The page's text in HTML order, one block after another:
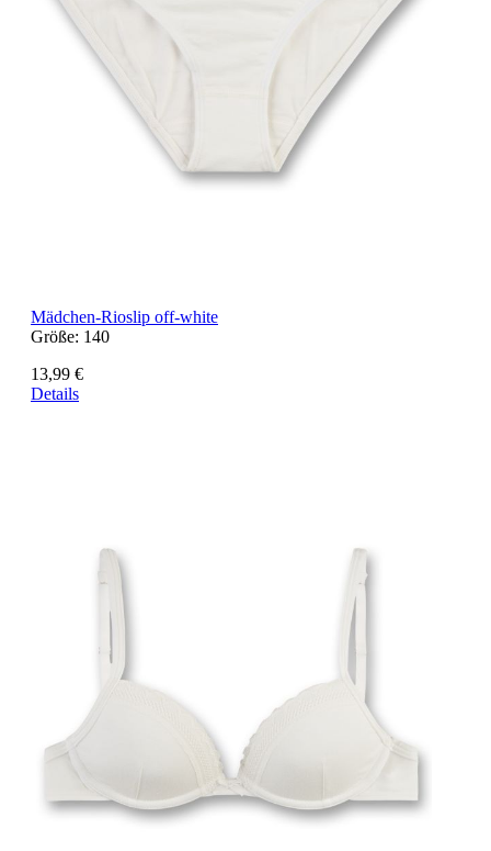
Mädchen-Rioslip off-white
Größe: 140
13,99 €
Details